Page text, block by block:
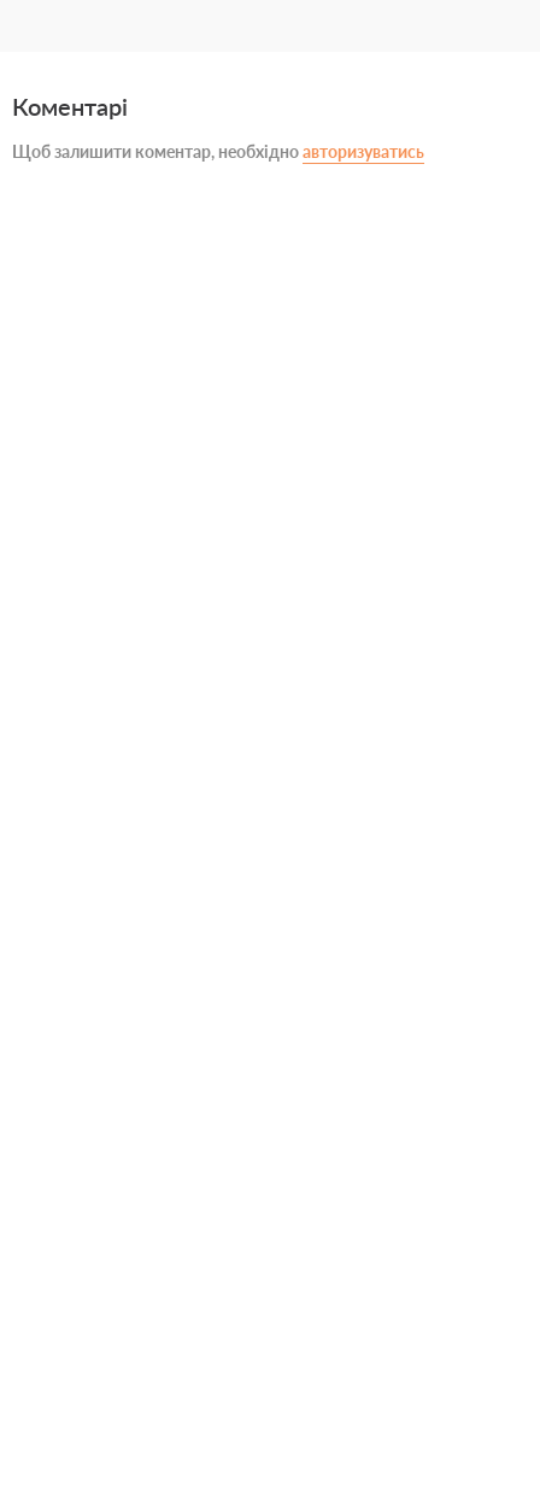
Коментарі
Щоб залишити коментар, необхідноавторизуватись